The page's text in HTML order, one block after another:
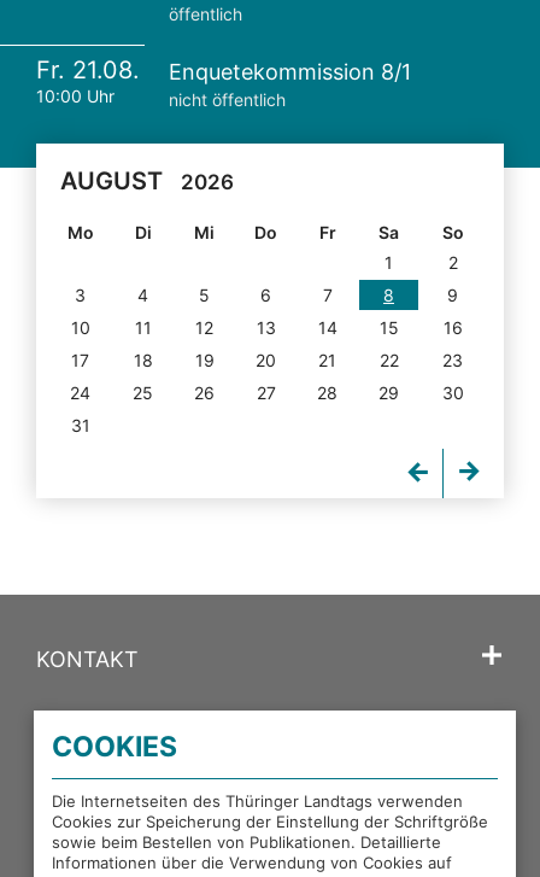
öffentlich
Fr. 21.08.
10:00 Uhr
Enquetekommission 8/1
nicht öffentlich
AUGUST 2026
Mo Di Mi Do Fr Sa
So
1
2
3
4 5 6 7 8
9
10
11 12 13 14 15
16
17
18 19 20 21 22
23
24
25 26 27 28 29
30
31
KONTAKT
PORTALE DES THÜRINGER LANDTAGS
EXTERNE LINKS
COOKIES
Die Internetseiten des Thüringer Landtags verwenden
Cookies zur Speicherung der Einstellung der Schriftgröße
sowie beim Bestellen von Publikationen. Detaillierte
Informationen über die Verwendung von Cookies auf